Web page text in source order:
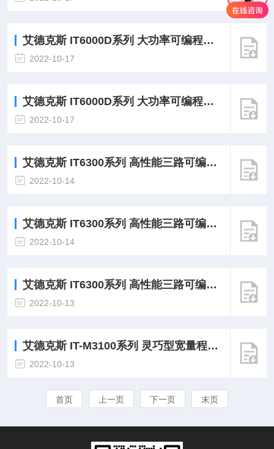
艾德克斯 IT6000D系列 大功率可编程直流电源-通讯协议
2022-10-17
艾德克斯 IT6000D系列 大功率可编程直流电源-产品折页
2022-10-17
艾德克斯 IT6300系列 高性能三路可编程直流电源-通迅协议
2022-10-14
艾德克斯 IT6300系列 高性能三路可编程直流电源-使用说明
2022-10-14
艾德克斯 IT6300系列 高性能三路可编程直流电源-产品折页
2022-10-13
艾德克斯 IT-M3100系列 灵巧型宽量程直流电源-产品折页
2022-10-13
首页 上一页 下一页 末页